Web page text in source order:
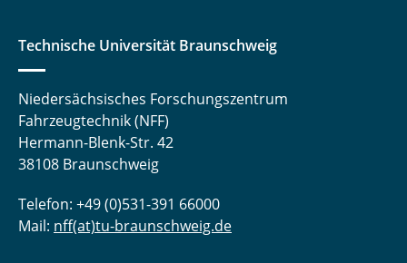
Technische Universität Braunschweig
Niedersächsisches Forschungszentrum
Fahrzeugtechnik (NFF)
Hermann-Blenk-Str. 42
38108 Braunschweig
Telefon: +49 (0)531-391 66000
Mail: nff(at)tu-braunschweig.de